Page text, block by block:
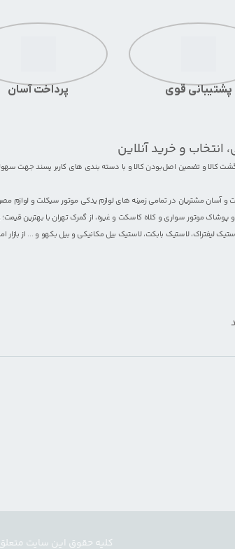
پرداخت آسان پشتیبانی قوی
انتخاب و خرید آنلاین
کالا و تضمین اصل‌بودن کالا و با دسته بندی های کاربر پسند جهت
و آسان مشتریان در تمامی زمینه هایلوازم یدکی موتور سیکلت و لوازم
پوشاک موتور سواری و کلاه کاسکت و غیره، از گمرک تهران با بهترین
لیفتراک،لاستیک بابکت،لاستیک بیل مکانیکی و بیل بکهو و ... از
کلیه حقوق این سایت